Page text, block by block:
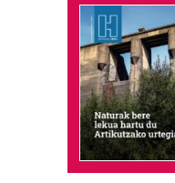
fitxategiak erabiltzen
zerbitzuak hobetzeko
baliatzen gara. Ohar
erabiltzeko baimen